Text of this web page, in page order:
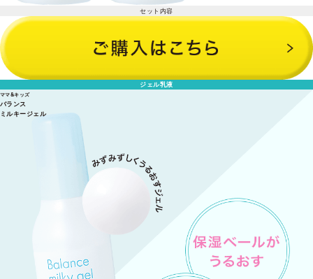
セット内容
スキンバランスローション 160ml×2本
ジェル乳液
ママ&キッズ
バランス
ミルキージェル